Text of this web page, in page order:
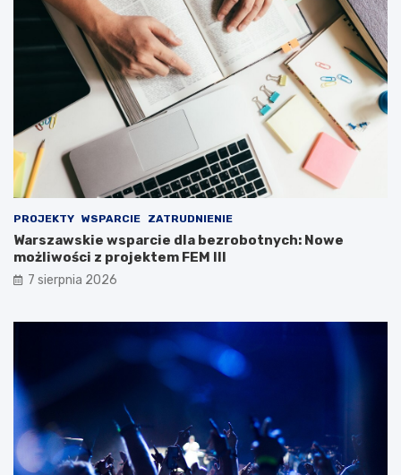
PROJEKTY WSPARCIE ZATRUDNIENIE
Warszawskie wsparcie dla bezrobotnych: Nowe
możliwości z projektem FEM III
7 sierpnia 2026